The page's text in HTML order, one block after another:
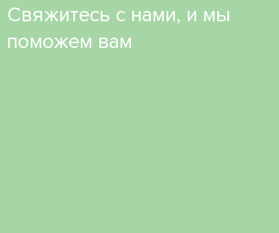
Свяжитесь с нами, и мы
поможем вам